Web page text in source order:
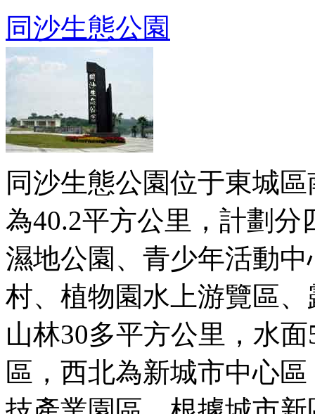
同沙生態公園
同沙生態公園位于東城
為40.2平方公里，計劃
濕地公園、青少年活動
村、植物園水上游覽區
山林30多平方公里，水
區，西北為新城市中心